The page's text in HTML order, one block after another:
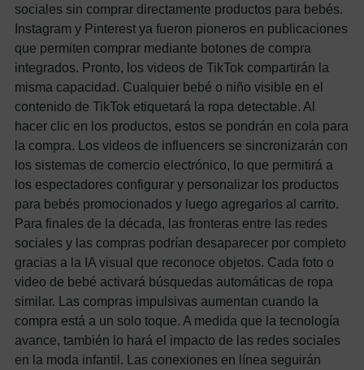
sociales sin comprar directamente productos para bebés.
Instagram y Pinterest ya fueron pioneros en publicaciones
que permiten comprar mediante botones de compra
integrados. Pronto, los videos de TikTok compartirán la
misma capacidad. Cualquier bebé o niño visible en el
contenido de TikTok etiquetará la ropa detectable. Al
hacer clic en los productos, estos se pondrán en cola para
la compra. Los videos de influencers se sincronizarán con
los sistemas de comercio electrónico, lo que permitirá a
los espectadores configurar y personalizar los productos
para bebés promocionados y luego agregarlos al carrito.
Para finales de la década, las fronteras entre las redes
sociales y las compras podrían desaparecer por completo
gracias a la IA visual que reconoce objetos. Cada foto o
video de bebé activará búsquedas automáticas de ropa
similar. Las compras impulsivas aumentan cuando la
compra está a un solo toque. A medida que la tecnología
avance, también lo hará el impacto de las redes sociales
en la moda infantil. Las conexiones en línea seguirán